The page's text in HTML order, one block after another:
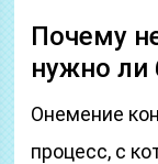
Почему
нужно ли
Онемение
процесс, с